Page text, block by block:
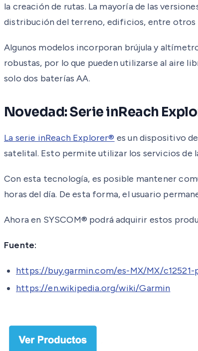
la creación de rutas. La mayoría de las
distribución del terreno, edificios, entre otros
Algunos modelos incorporan brújula y
robustas, por lo que pueden utilizarse al aire
solo dos baterías AA.
Novedad: Serie inReach
La serie inReach Explorer® es un dispositivo
satelital. Esto permite utilizar los servicios de
Con esta tecnología, es posible mantener
horas del día. De esta forma, el usuario
Ahora en SYSCOM® podrá adquirir estos
Fuente:
https://buy.garmin.com/es-MX/MX/c12521-
https://en.wikipedia.org/wiki/Garmin